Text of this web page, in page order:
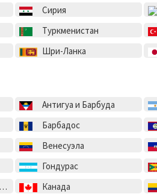
Сирия
Туркменистан
Шри-Ланка
Антигуа и Барбуда
Барбадос
Венесуэла
Гондурас
Канада